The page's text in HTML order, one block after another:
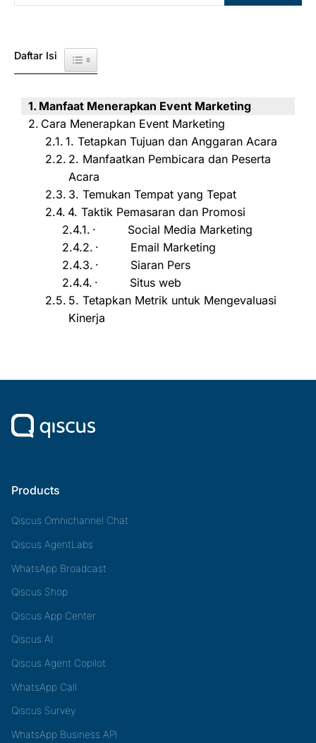
Daftar Isi Toggle Table of Content
Manfaat Menerapkan Event Marketing
Cara Menerapkan Event Marketing
1. Tetapkan Tujuan dan Anggaran Acara
2. Manfaatkan Pembicara dan Peserta
Acara
3. Temukan Tempat yang Tepat
4. Taktik Pemasaran dan Promosi
· Social Media Marketing
· Email Marketing
· Siaran Pers
· Situs web
5. Tetapkan Metrik untuk Mengevaluasi
Kinerja
Products
Qiscus Omnichannel Chat
Qiscus AgentLabs
WhatsApp Broadcast
Qiscus Shop
Qiscus App Center
Qiscus AI
Qiscus Agent Copilot
WhatsApp Call
Qiscus Survey
WhatsApp Business API